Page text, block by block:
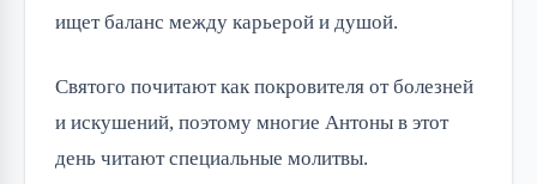
ищет баланс между карьерой и душой.
Святого почитают как покровителя от болезней
и искушений, поэтому многие Антоны в этот
день читают специальные молитвы.